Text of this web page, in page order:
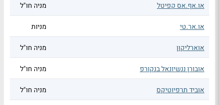
או.אף.אס קפיטל מניה חו"ל
או.אר.טי מניות
אוארליקון מניה חו"ל
אובורן ננשיונאל בנקורפ מניה חו"ל
אוביד תרפיוטיקס מניה חו"ל